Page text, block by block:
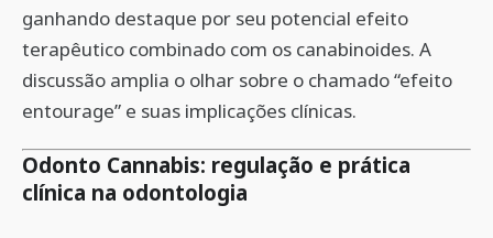
ganhando destaque por seu potencial efeito
terapêutico combinado com os canabinoides. A
discussão amplia o olhar sobre o chamado “efeito
entourage” e suas implicações clínicas.
Odonto Cannabis: regulação e prática
clínica na odontologia